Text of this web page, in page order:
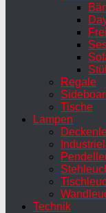
Regale
Tische
Lampen
Technik